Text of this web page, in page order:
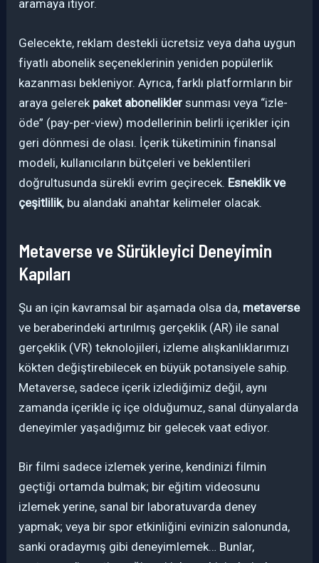
aramaya itiyor.
Gelecekte, reklam destekli ücretsiz veya daha uygun
fiyatlı abonelik seçeneklerinin yeniden popülerlik
kazanması bekleniyor. Ayrıca, farklı platformların bir
araya gelerek paket abonelikler sunması veya “izle-
öde” (pay-per-view) modellerinin belirli içerikler için
geri dönmesi de olası. İçerik tüketiminin finansal
modeli, kullanıcıların bütçeleri ve beklentileri
doğrultusunda sürekli evrim geçirecek. Esneklik ve
çeşitlilik, bu alandaki anahtar kelimeler olacak.
Metaverse ve Sürükleyici Deneyimin
Kapıları
Şu an için kavramsal bir aşamada olsa da, metaverse
ve beraberindeki artırılmış gerçeklik (AR) ile sanal
gerçeklik (VR) teknolojileri, izleme alışkanlıklarımızı
kökten değiştirebilecek en büyük potansiyele sahip.
Metaverse, sadece içerik izlediğimiz değil, aynı
zamanda içerikle iç içe olduğumuz, sanal dünyalarda
deneyimler yaşadığımız bir gelecek vaat ediyor.
Bir filmi sadece izlemek yerine, kendinizi filmin
geçtiği ortamda bulmak; bir eğitim videosunu
izlemek yerine, sanal bir laboratuvarda deney
yapmak; veya bir spor etkinliğini evinizin salonunda,
sanki oradaymış gibi deneyimlemek… Bunlar,